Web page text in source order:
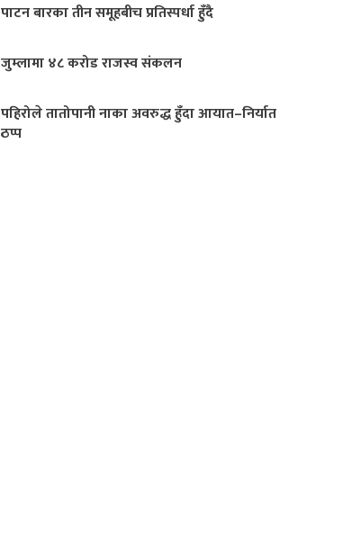
पाटन बारका तीन समूहबीच प्रतिस्पर्धा हुँदै
जुम्लामा ४८ करोड राजस्व संकलन
पहिरोले तातोपानी नाका अवरुद्ध हुँदा आयात–निर्यात
ठप्प